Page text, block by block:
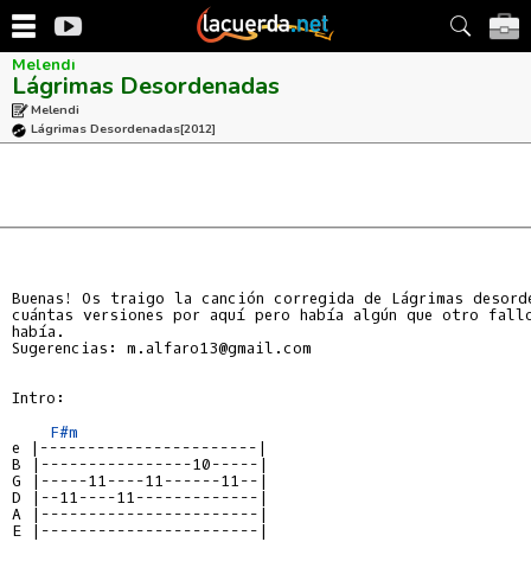
Melendi
Lágrimas Desordenadas
Melendi
Lágrimas Desordenadas[2012]
Buenas! Os traigo la canción corregida de Lágrimas
cuántas versiones por aquí pero había algún que otro
había.
Sugerencias: m.alfaro13@gmail.com
Intro:
F#m
e |-----------------------|
B |----------------10-----|
G |-----11----11------11--|
D |--11----11-------------|
A |-----------------------|
E |-----------------------|